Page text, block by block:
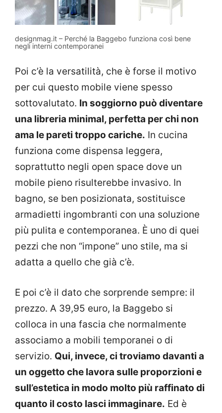
designmag.it – Perché la Baggebo funziona così bene
negli interni contemporanei
Poi c’è la versatilità, che è forse il motivo
per cui questo mobile viene spesso
sottovalutato. In soggiorno può diventare
una libreria minimal, perfetta per chi non
ama le pareti troppo cariche. In cucina
funziona come dispensa leggera,
soprattutto negli open space dove un
mobile pieno risulterebbe invasivo. In
bagno, se ben posizionata, sostituisce
armadietti ingombranti con una soluzione
più pulita e contemporanea. È uno di quei
pezzi che non “impone” uno stile, ma si
adatta a quello che già c’è.
E poi c’è il dato che sorprende sempre: il
prezzo. A 39,95 euro, la Baggebo si
colloca in una fascia che normalmente
associamo a mobili temporanei o di
servizio. Qui, invece, ci troviamo davanti a
un oggetto che lavora sulle proporzioni e
sull’estetica in modo molto più raffinato di
quanto il costo lasci immaginare. Ed è